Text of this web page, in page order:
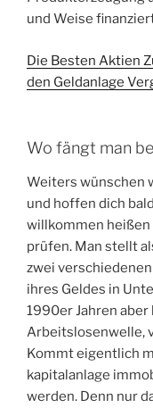
und Weise
Die Besten Aktien
den Geldanlage
Wo fängt man
Weiters wünschen
und hoffen dich
willkommen heißen
prüfen. Man stellt
zwei
ihres Geldes in
1990er Jahren
Arbeitslosenwelle,
Kommt eigentlich
kapitalanlage
werden. Denn nur